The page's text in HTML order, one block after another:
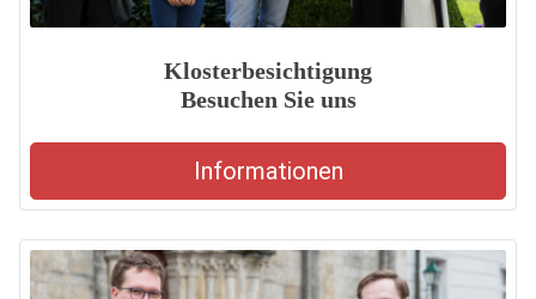
Klosterbesichtigung
Besuchen Sie uns
Informationen